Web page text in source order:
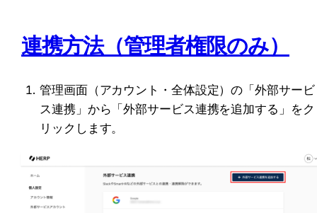
連携方法（管理者権限のみ）
管理画面（アカウント・全体設定）の「外部サービ
ス連携」から「外部サービス連携を追加する」をク
リックします。